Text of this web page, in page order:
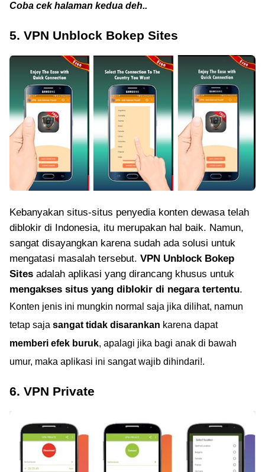
Coba cek halaman kedua deh..
5. VPN Unblock Bokep Sites
Kebanyakan situs-situs penyedia konten dewasa telah
diblokir di Indonesia, itu merupakan hal baik. Namun,
sangat disayangkan karena sudah ada solusi untuk
mengatasi masalah tersebut. VPN Unblock Bokep
Sites adalah aplikasi yang dirancang khusus untuk
mengakses situs yang diblokir di negara tertentu.
Konten jenis ini mungkin normal saja jika dilihat, namun
tetap saja sangat tidak disarankan karena dapat
memberi efek buruk, apalagi jika bagi anak di bawah
umur, maka aplikasi ini sangat wajib dihindari!.
6. VPN Private